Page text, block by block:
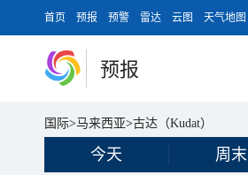
首页 预报 预警 雷达 云图 天气地图
预报
国际>马来西亚>古达（Kudat）
今天 周末